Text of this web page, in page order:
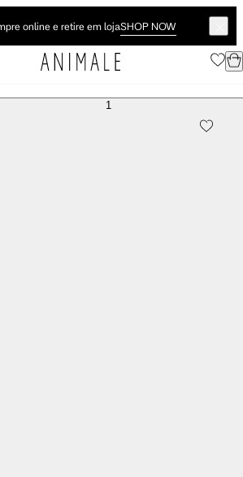
online e retire em lojaSHOP NOW